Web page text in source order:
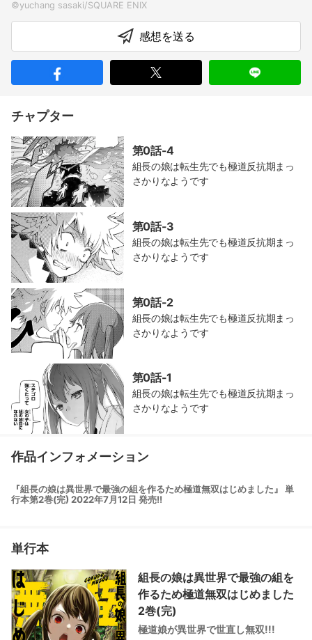
感想を送る
チャプター
第0話-4
組長の娘は転生先でも極道反抗期まっ
さかりなようです
第0話-3
組長の娘は転生先でも極道反抗期まっ
さかりなようです
第0話-2
組長の娘は転生先でも極道反抗期まっ
さかりなようです
第0話-1
組長の娘は転生先でも極道反抗期まっ
さかりなようです
作品インフォメーション
『組長の娘は異世界で最強の組を作るため極道無双はじめました』 単
行本第2巻(完) 2022年7月12日 発売!!
単行本
組長の娘は異世界で最強の組を
作るため極道無双はじめました
2巻(完)
極道娘が異世界で世直し無双!!!